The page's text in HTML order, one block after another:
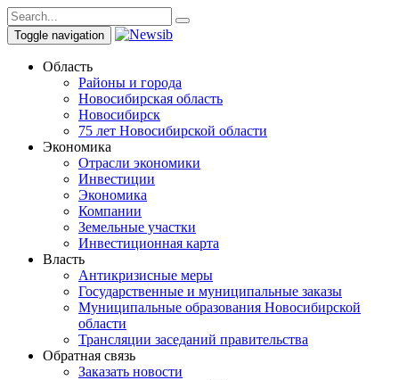
Toggle navigation
Область
Районы и города
Новосибирская область
Новосибирск
75 лет Новосибирской области
Экономика
Отрасли экономики
Инвестиции
Экономика
Компании
Земельные участки
Инвестиционная карта
Власть
Антикризисные меры
Государственные и муниципальные заказы
Муниципальные образования Новосибирской
области
Трансляции заседаний правительства
Обратная связь
Заказать новости